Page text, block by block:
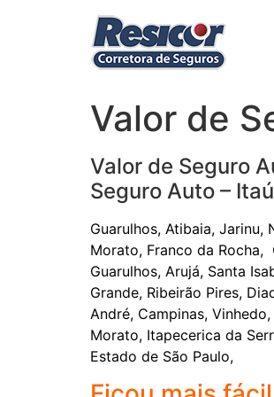
Valor de
Valor de Seguro
Seguro Auto –
Guarulhos, Atibaia, Jarinu,
Morato, Franco da Rocha,
Guarulhos, Arujá, Santa
Grande, Ribeirão Pires,
André, Campinas,
Morato, Itapecerica da
Estado de São Paulo,